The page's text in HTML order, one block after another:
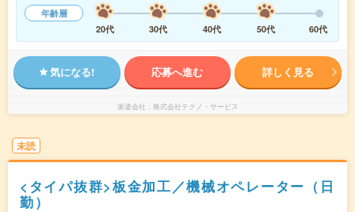
年齢層
20代
30代 40代 50代 60代
気になる! 応募へ進む 詳しく見る
派遣会社 株式会社テクノ・サービス
未読
<タイパ抜群>板金加工／機械オペレーター（日
勤）